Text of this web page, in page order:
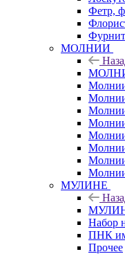
Фетр,
МОЛНИИ
МУЛИНЕ
Набор
ПНК
Прочее